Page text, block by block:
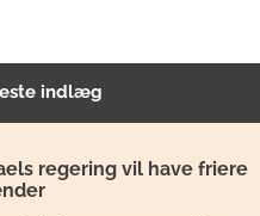
indlæg
regering vil have friere